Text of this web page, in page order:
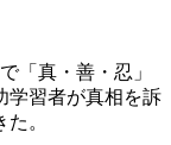
「真・善・忍」
学習者が真相を訴
。